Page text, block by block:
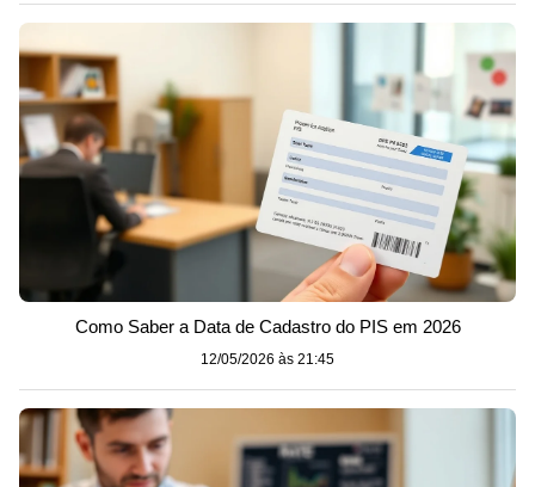
Como Saber a Data de Cadastro do PIS em 2026
12/05/2026 às 21:45